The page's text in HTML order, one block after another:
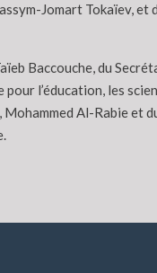
Jomart Tokaïev, et
Baccouche, du
l’éducation, les
Mohammed Al-Rabie et